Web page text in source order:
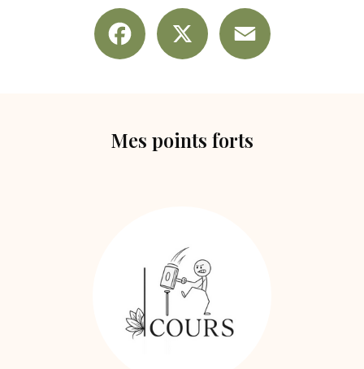
Facebook
Mes points forts